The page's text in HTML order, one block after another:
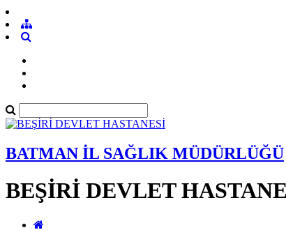
BATMAN İL SAĞLIK MÜDÜRLÜĞÜ
BEŞİRİ DEVLET